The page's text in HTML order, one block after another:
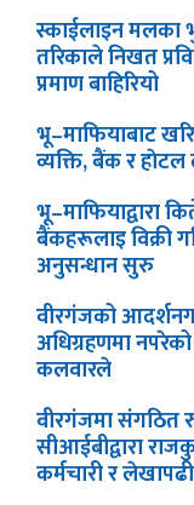
स्काईलाइन मलका
तरिकाले निखत
प्रमाण बाहिरियो
भू–माफियाबाट
व्यक्ति, बैंक र
भू–माफियाद्वारा
बैंकहरूलाइ विक्री
अनुसन्धान सुरु
वीरगंजको
अधिग्रहणमा
कलवारले
वीरगंजमा संगठित
सीआईबीद्वारा
कर्मचारी र